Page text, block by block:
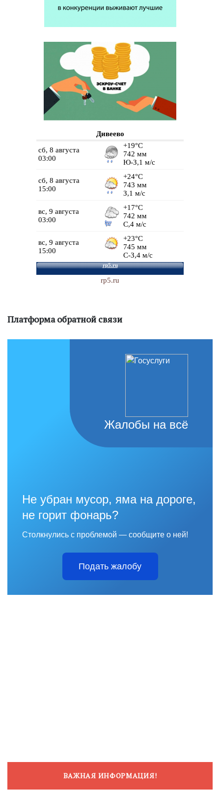
Дивеево
rp5.ru
Платформа обратной связи
Жалобы на всё
Не убран мусор, яма на дороге,
не горит фонарь?
Столкнулись с проблемой — сообщите о ней!
Подать жалобу
ВАЖНАЯ ИНФОРМАЦИЯ!